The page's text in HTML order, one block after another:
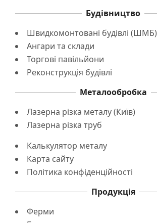
Будівництво
Швидкомонтовані будівлі (ШМБ)
Ангари та склади
Торгові павільйони
Реконструкція будівлі
Металообробка
Лазерна різка металу (Київ)
Лазерна різка труб
Калькулятор металу
Карта сайту
Політика конфіденційності
Продукція
Ферми